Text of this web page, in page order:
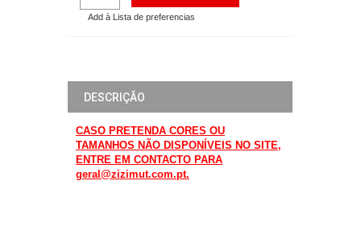
Add à Lista de preferencias
DESCRIÇÃO
CASO PRETENDA CORES OU
TAMANHOS NÃO DISPONÍVEIS NO SITE,
ENTRE EM CONTACTO PARA
geral@zizimut.com.pt.